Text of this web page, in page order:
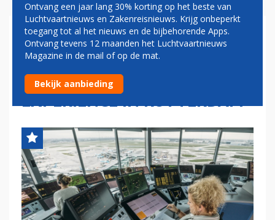
LUCHTVERKEERSLEIDING
NEDERLAND BEVESTIGD ALS
DEELNEMER AAN DE CAREER
EXPERIENCE IN ROTTERDAM
Ontvang een jaar lang 30% korting op het beste van
Luchtvaartnieuws en Zakenreisnieuws. Krijg onbeperkt
toegang tot al het nieuws en de bijbehorende Apps.
Ontvang tevens 12 maanden het Luchtvaartnieuws
Magazine in de mail of op de mat.
Bekijk aanbieding